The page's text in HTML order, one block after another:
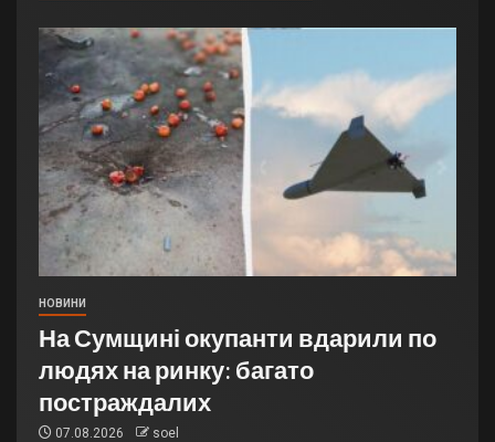
НОВИНИ
На Сумщині окупанти вдарили по
людях на ринку: багато
постраждалих
07.08.2026 soel